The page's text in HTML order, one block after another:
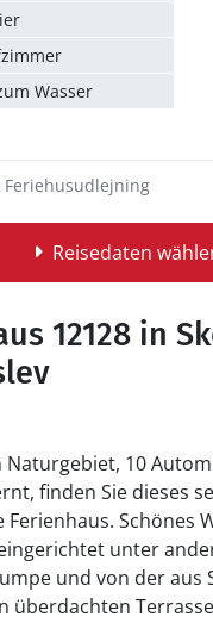
Wasser
Feriehusudlejning
Reisedaten
12128 in
Naturgebiet, 10
finden Sie dieses
Ferienhaus. Schönes
unter
und von der aus
überdachten